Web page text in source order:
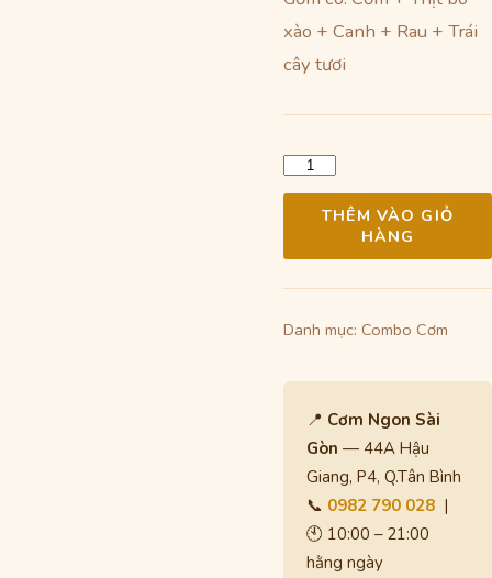
80.000 ₫.là:
xào + Canh + Rau + Trái
cây tươi
Số
lượng
THÊM VÀO GIỎ
HÀNG
Danh mục: Combo Cơm
📍 Cơm Ngon Sài
Gòn — 44A Hậu
Giang, P4, Q.Tân Bình
📞 0982 790 028 |
🕙 10:00 – 21:00
hằng ngày